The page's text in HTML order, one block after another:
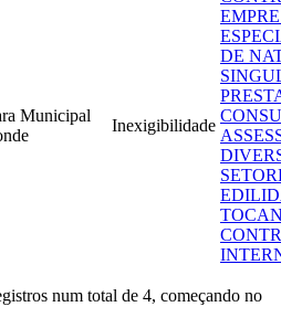
Municipal
Inexigibilidade
DE
num total de 4, começando no